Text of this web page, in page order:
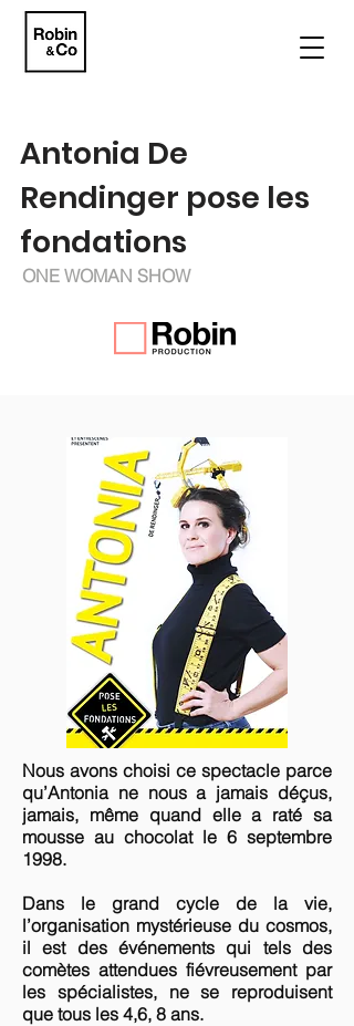
Antonia De
Rendinger pose les
fondations
ONE WOMAN SHOW
Nous avons choisi ce spectacle parce
qu’Antonia ne nous a jamais déçus,
jamais, même quand elle a raté sa
mousse au chocolat le 6 septembre
1998.
Dans le grand cycle de la vie,
l’organisation mystérieuse du cosmos,
il est des événements qui tels des
comètes attendues fiévreusement par
les spécialistes, ne se reproduisent
que tous les 4,6, 8 ans.